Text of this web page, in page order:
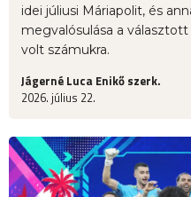
idei júliusi Máriapolit, és
megvalósulása a
volt számukra.
Jágerné Luca Enikő szerk.
2026. július 22.